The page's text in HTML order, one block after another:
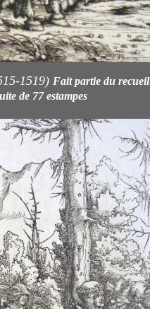
1519) Fait partie du recueil
de 77 estampes